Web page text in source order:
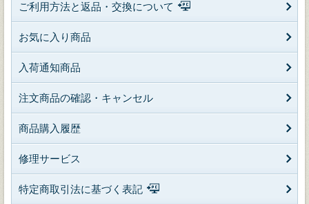
ご利用方法と返品・交換について
お気に入り商品
入荷通知商品
注文商品の確認・キャンセル
商品購入履歴
修理サービス
特定商取引法に基づく表記